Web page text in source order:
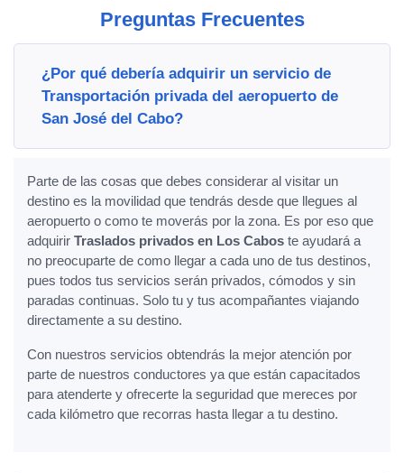
Preguntas Frecuentes
¿Por qué debería adquirir un servicio de
Transportación privada del aeropuerto de
San José del Cabo?
Parte de las cosas que debes considerar al visitar un
destino es la movilidad que tendrás desde que llegues al
aeropuerto o como te moverás por la zona. Es por eso que
adquirir Traslados privados en Los Cabos te ayudará a
no preocuparte de como llegar a cada uno de tus destinos,
pues todos tus servicios serán privados, cómodos y sin
paradas continuas. Solo tu y tus acompañantes viajando
directamente a su destino.
Con nuestros servicios obtendrás la mejor atención por
parte de nuestros conductores ya que están capacitados
para atenderte y ofrecerte la seguridad que mereces por
cada kilómetro que recorras hasta llegar a tu destino.